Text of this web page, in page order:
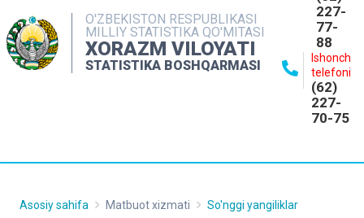
O'ZBEKISTON RESPUBLIKASI
MILLIY STATISTIKA QO'MITASI
XORAZM VILOYATI
STATISTIKA BOSHQARMASI
227-
77-
88
Ishonch
telefoni
(62)
227-
70-75
NASHRLAR
INTERAKTIV XIZMATLAR
MATBUOT XIZMATI
Asosiy sahifa Matbuot xizmati So'nggi yangiliklar